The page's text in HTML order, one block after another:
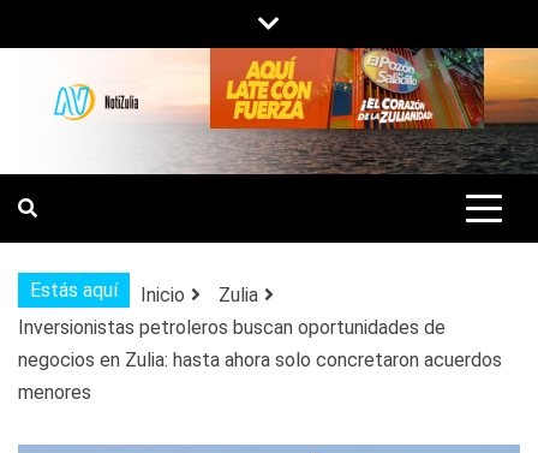
al
contenido
NOTIZULIA
NOTICIAS DEL ZULIA, VENEZUELA Y
DE INTERÉS GENERAL.
Estás aquí Inicio
Zulia
Inversionistas petroleros buscan oportunidades de
negocios en Zulia: hasta ahora solo concretaron acuerdos
menores